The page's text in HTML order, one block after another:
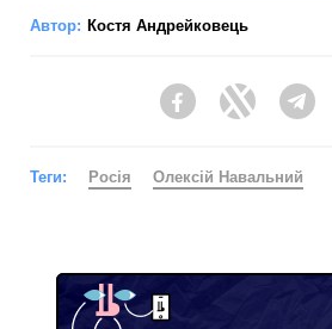
Автор: Костя Андрейковець
FacebookTwitter
Теги: Росія Олексій Навальний